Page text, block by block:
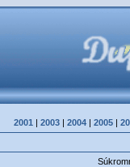
2001 | 2003| 2004| 2005|